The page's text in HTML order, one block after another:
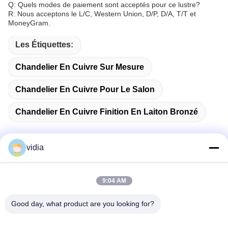
Q: Quels modes de paiement sont acceptés pour ce lustre?
R: Nous acceptons le L/C, Western Union, D/P, D/A, T/T et
MoneyGram.
Les Étiquettes:
Chandelier En Cuivre Sur Mesure
Chandelier En Cuivre Pour Le Salon
Chandelier En Cuivre Finition En Laiton Bronzé
Contactez rapidement
Adresse
vidia
9:04 AM
Good day, what product are you looking for?